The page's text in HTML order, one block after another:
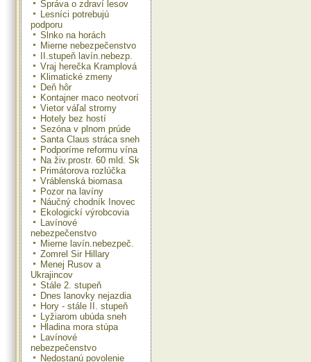
Správa o zdraví lesov
Lesníci potrebujú
podporu
Slnko na horách
Mierne nebezpečenstvo
II.stupeň lavín.nebezp.
Vraj herečka Kramplová
Klimatické zmeny
Deň hôr
Kontajner maco neotvorí
Vietor váľal stromy
Hotely bez hostí
Sezóna v plnom prúde
Santa Claus stráca sneh
Podporíme reformu vína
Na živ.prostr. 60 mld. Sk
Primátorova rozlúčka
Vráblenská biomasa
Pozor na lavíny
Náučný chodník Inovec
Ekologickí výrobcovia
Lavínové
nebezpečenstvo
Mierne lavín.nebezpeč.
Zomrel Sir Hillary
Menej Rusov a
Ukrajincov
Stále 2. stupeň
Dnes lanovky nejazdia
Hory - stále II. stupeň
Lyžiarom ubúda sneh
Hladina mora stúpa
Lavínové
nebezpečenstvo
Nedostanú povolenie